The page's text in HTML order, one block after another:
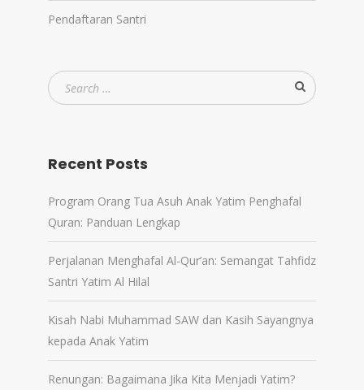
Pendaftaran Santri
Recent Posts
Program Orang Tua Asuh Anak Yatim Penghafal
Quran: Panduan Lengkap
Perjalanan Menghafal Al-Qur’an: Semangat Tahfidz
Santri Yatim Al Hilal
Kisah Nabi Muhammad SAW dan Kasih Sayangnya
kepada Anak Yatim
Renungan: Bagaimana Jika Kita Menjadi Yatim?